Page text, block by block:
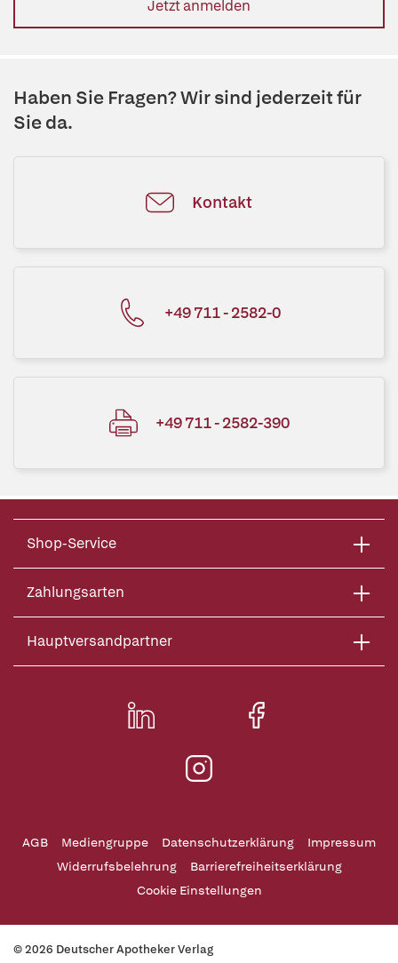
Jetzt anmelden
Haben Sie Fragen? Wir sind jederzeit für
Sie da.
Kontakt
+49 711 - 2582-0
+49 711 - 2582-390
Shop-Service
Zahlungsarten
Hauptversandpartner
AGB Mediengruppe Datenschutzerklärung
Impressum
Widerrufsbelehrung
Barrierefreiheitserklärung
Cookie Einstellungen
© 2026 Deutscher Apotheker Verlag